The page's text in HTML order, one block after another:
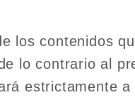
los contenidos
lo contrario al
estrictamente